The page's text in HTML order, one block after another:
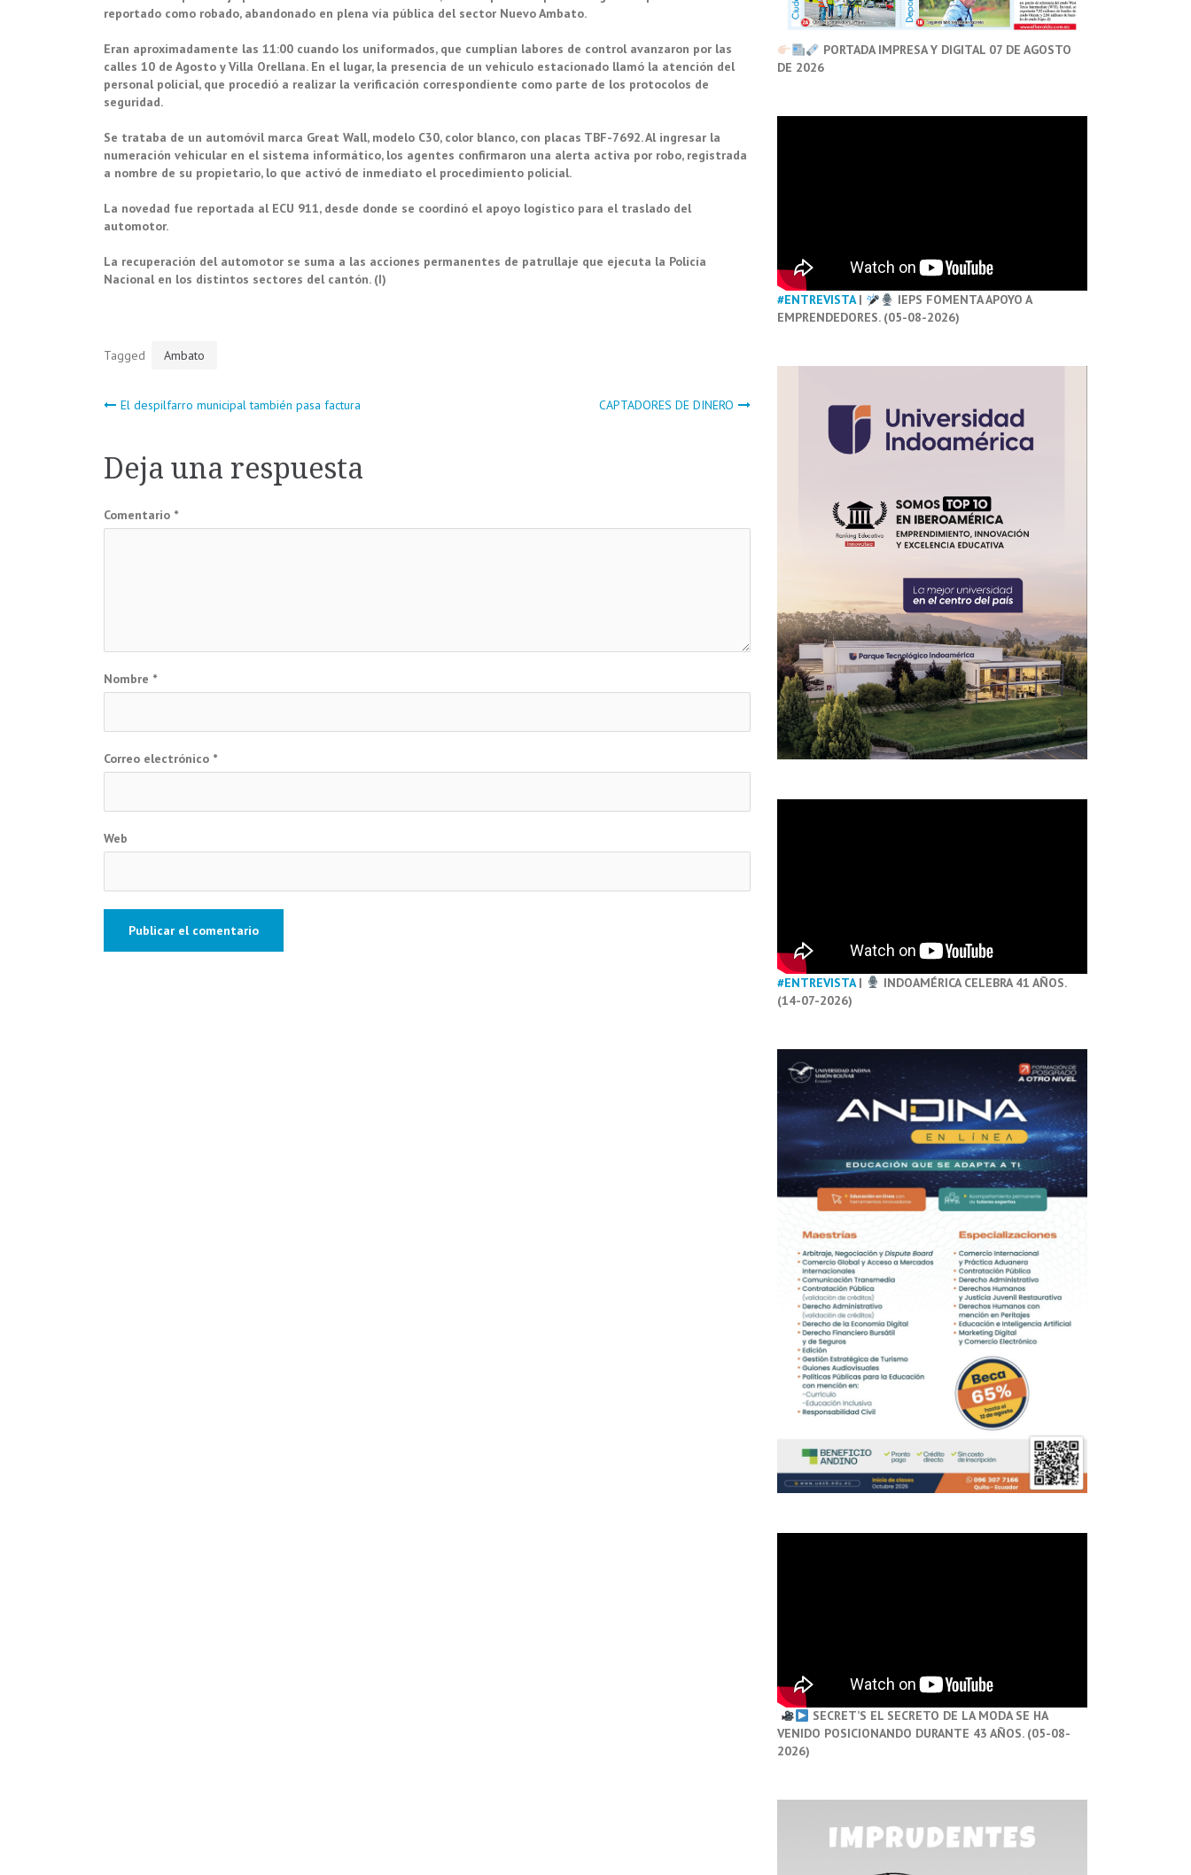
reportado como robado, abandonado en plena vía pública del sector Nuevo Ambato.
Eran aproximadamente las 11:00 cuando los uniformados, que cumplían labores de control avanzaron por las
calles 10 de Agosto y Villa Orellana. En el lugar, la presencia de un vehículo estacionado llamó la atención del
personal policial, que procedió a realizar la verificación correspondiente como parte de los protocolos de
seguridad.
Se trataba de un automóvil marca Great Wall, modelo C30, color blanco, con placas TBF-7692. Al ingresar la
numeración vehicular en el sistema informático, los agentes confirmaron una alerta activa por robo, registrada
a nombre de su propietario, lo que activó de inmediato el procedimiento policial.
La novedad fue reportada al ECU 911, desde donde se coordinó el apoyo logístico para el traslado del
automotor.
La recuperación del automotor se suma a las acciones permanentes de patrullaje que ejecuta la Policía
Nacional en los distintos sectores del cantón. (I)
Tagged Ambato
Navegación
de
entradas
El despilfarro municipal también pasa factura CAPTADORES DE DINERO
Deja una respuesta
Comentario *
Nombre *
Correo electrónico *
Web
PORTADA IMPRESA Y DIGITAL 07 DE AGOSTO
DE 2026
#ENTREVISTA|
IEPS FOMENTA APOYO A
EMPRENDEDORES. (05-08-2026)
#ENTREVISTA|
INDOAMÉRICA CELEBRA 41 AÑOS.
(14-07-2026)
SECRET’S EL SECRETO DE LA MODA SE HA
VENIDO POSICIONANDO DURANTE 43 AÑOS. (05-08-
2026)